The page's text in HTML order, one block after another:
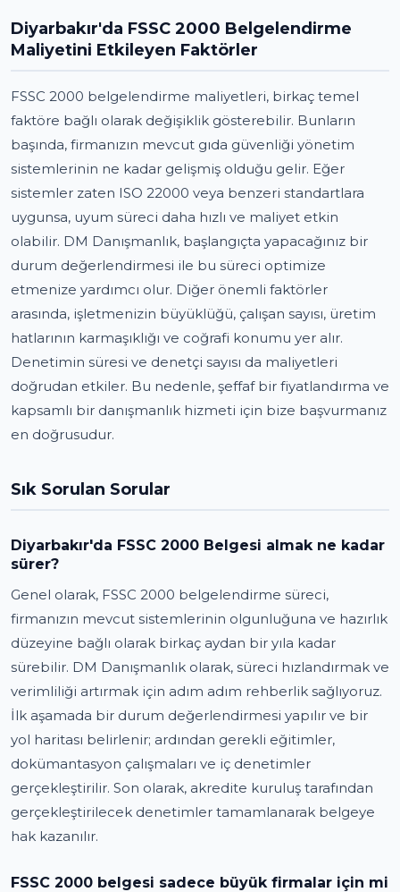
Diyarbakır'da FSSC 2000 Belgelendirme
Maliyetini Etkileyen Faktörler
FSSC 2000 belgelendirme maliyetleri, birkaç temel
faktöre bağlı olarak değişiklik gösterebilir. Bunların
başında, firmanızın mevcut gıda güvenliği yönetim
sistemlerinin ne kadar gelişmiş olduğu gelir. Eğer
sistemler zaten ISO 22000 veya benzeri standartlara
uygunsa, uyum süreci daha hızlı ve maliyet etkin
olabilir. DM Danışmanlık, başlangıçta yapacağınız bir
durum değerlendirmesi ile bu süreci optimize
etmenize yardımcı olur. Diğer önemli faktörler
arasında, işletmenizin büyüklüğü, çalışan sayısı, üretim
hatlarının karmaşıklığı ve coğrafi konumu yer alır.
Denetimin süresi ve denetçi sayısı da maliyetleri
doğrudan etkiler. Bu nedenle, şeffaf bir fiyatlandırma ve
kapsamlı bir danışmanlık hizmeti için bize başvurmanız
en doğrusudur.
Sık Sorulan Sorular
Diyarbakır'da FSSC 2000 Belgesi almak ne kadar
sürer?
Genel olarak, FSSC 2000 belgelendirme süreci,
firmanızın mevcut sistemlerinin olgunluğuna ve hazırlık
düzeyine bağlı olarak birkaç aydan bir yıla kadar
sürebilir. DM Danışmanlık olarak, süreci hızlandırmak ve
verimliliği artırmak için adım adım rehberlik sağlıyoruz.
İlk aşamada bir durum değerlendirmesi yapılır ve bir
yol haritası belirlenir; ardından gerekli eğitimler,
dokümantasyon çalışmaları ve iç denetimler
gerçekleştirilir. Son olarak, akredite kuruluş tarafından
gerçekleştirilecek denetimler tamamlanarak belgeye
hak kazanılır.
FSSC 2000 belgesi sadece büyük firmalar için mi